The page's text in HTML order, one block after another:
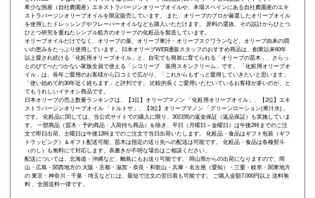
希少な国産（自社農園産）エキストラバージンオリーブオイルや、本場スペインにある自社農園産のエキ
ストラバージンオリーブオイルを限定販売しています。 また、オリーブのプロが厳選したオリーブオイル
を使用したドレッシングやフレーバーオイルなども購入いただけます。 原料の選抜、その設計からひとつ
ひとつ研究を重ねたシンプル処方のオリーブの化粧品を製造しています。
オリーブオイルだけでなく、オリーブの葉、オリーブ果汁・オリーブスクワランなど、オリーブ由来の潤
いの恵みをたっぷり使用しています。 日本オリーブWEB通販スタッフのおすすめ商品は、創業以来60年
以上愛され続ける「 化粧用オリーブオイル 」と、自宅でも簡単に育てられる「 オリーブの苗木 」、さらっ
とのびてべたつかない家族全員で使える「 シコリーブ 薬用スキンクリーム 」です。 「化粧用オリーブオ
イル」は、長年ご愛用のお客様から口コミで広がり、「これからもずっと愛用していきたいと思います」
「使い始めて約30年近く経ちます」と評判です。 比較的長くご愛用いただいているお客様が多いのが、と
てもうれしいイチオシ商品です。
日本オリーブの売上数量ランキングは、【1位】オリーブマノン 「 化粧用オリーブオイル 」、【2位】 エキ
ストラバージンオリーブオイル 「トルトサ」 、【3位】 オリーブマノン 「グリーンローション(果汁水)」
です。 化粧品に関しては、当公式サイトでの購入に限り、 30日間の返金保証（返品保証）
も実施していま
す。 一部商品（苗木・予約商品・入荷待ち商品）を除き、平日（月曜日～金曜日）は午後2時までのご注
文で即日出荷、土曜日は午後12時までのご注文で当日出荷いたします。 化粧品・食品はギフト包装（ギフ
トラッピング）＆ギフト配送可能、苗木は指定の送り先への配送は可能です。 化粧品・食品は各種熨斗
（のし）も無料にて対応します。表書きが不明な場合はご相談ください。
配送については、北海道・沖縄など、離島にもお送り可能です。 岡山県からの出荷になりますので、岡
山・広島・関西地方の 大阪・京都・滋賀・奈良・和歌山・兵庫・名古屋（愛知）・三重・岐阜・関東地方
の 東京・神奈川・千葉・埼玉などには、最短で注文の翌日着も可能です。 ご購入金額7,000円以上 送料無
料 、全国送料一律です。